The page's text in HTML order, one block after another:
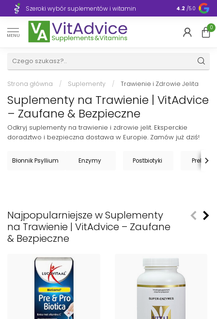
Szeroki wybór suplementów i witamin 4.2 /5.0
MENU
0
Strona główna / Suplementy / Trawienie i Zdrowie Jelita
Suplementy na Trawienie | VitAdvice
– Zaufane & Bezpieczne
Odkryj suplementy na trawienie i zdrowie jelit. Eksperckie
doradztwo i bezpieczna dostawa w Europie. Zamów już dziś!
Błonnik Psyllium Enzymy Postbiotyki
Najpopularniejsze w Suplementy
na Trawienie | VitAdvice – Zaufane
& Bezpieczne